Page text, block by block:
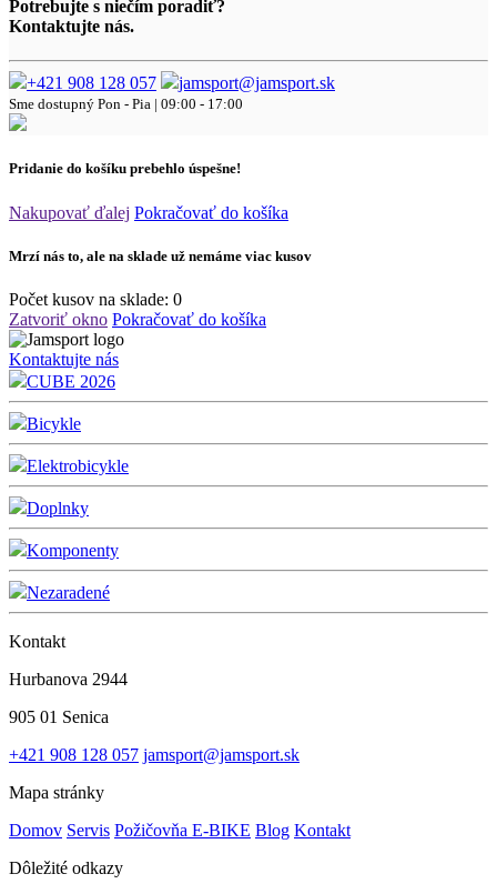
Potrebujte s niečím poradiť?
Kontaktujte nás.
+421 908 128 057 jamsport@jamsport.sk
Sme dostupný Pon - Pia | 09:00 - 17:00
Pridanie do košíku prebehlo úspešne!
Nakupovať ďalej Pokračovať do košíka
Mrzí nás to, ale na sklade už nemáme viac kusov
Počet kusov na sklade: 0
Zatvoriť okno Pokračovať do košíka
Kontaktujte nás
CUBE 2026
Bicykle
Elektrobicykle
Doplnky
Komponenty
Nezaradené
Kontakt
Hurbanova 2944
905 01 Senica
+421 908 128 057 jamsport@jamsport.sk
Mapa stránky
Domov Servis Požičovňa E-BIKE Blog Kontakt
Dôležité odkazy